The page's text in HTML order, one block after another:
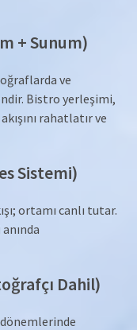
+ Sunum)
ve
Bistro yerleşimi,
rahatlatır ve
Sistemi)
ortamı canlı tutar.
Dahil)